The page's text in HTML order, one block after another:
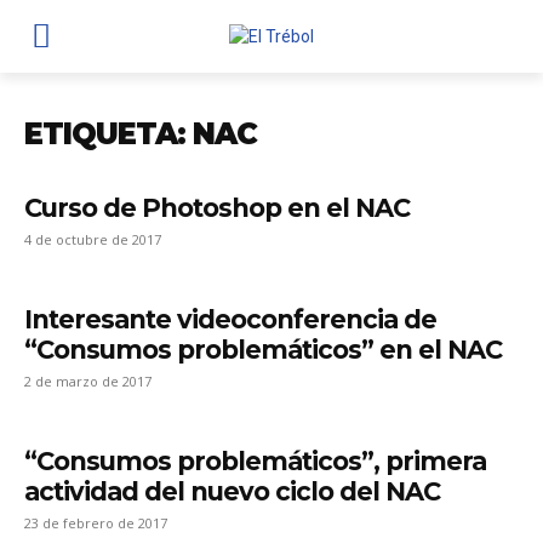
ETIQUETA: NAC
Curso de Photoshop en el NAC
4 de octubre de 2017
Interesante videoconferencia de
“Consumos problemáticos” en el NAC
2 de marzo de 2017
“Consumos problemáticos”, primera
actividad del nuevo ciclo del NAC
23 de febrero de 2017